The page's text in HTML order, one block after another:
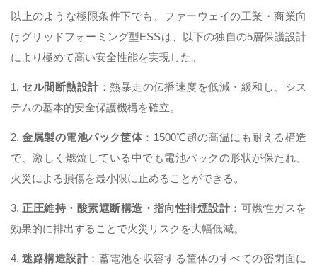
以上のような極限条件下でも、ファーウェイの工業・商業向
けグリッドフォーミング型ESSは、以下の独自の5層保護設計
により極めて高い安全性能を実現した。
1. セル間断熱設計 ：熱暴走の伝播速度を低減・緩和し、シス
テムの基本的安全保護機構を確立。
2.金属製の電池パック筐体 ：1500℃超の高温にも耐える構造
で、激しく燃焼している中でも電池パックの形状が保たれ、
火災による損傷を最小限に止めることができる。
3. 正圧維持・酸素遮断構造・指向性排煙設計 ：可燃性ガスを
効果的に排出することで火災リスクを大幅低減。
4.迷路構造設計 ：蓄電池を収容する筐体のすべての密閉面に